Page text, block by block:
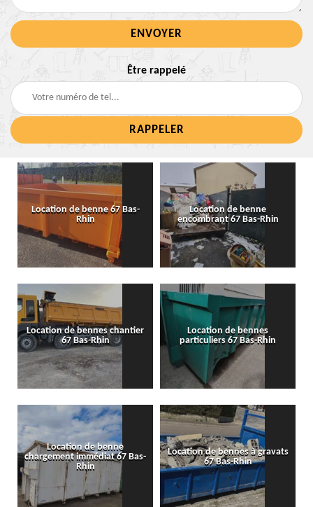
Être rappelé
Location de benne 67 Bas-
Rhin
Location de benne
encombrant 67 Bas-Rhin
Location de bennes chantier
67 Bas-Rhin
Location de bennes
particuliers 67 Bas-Rhin
Location de benne
chargement immédiat 67 Bas-
Rhin
Location de bennes à gravats
67 Bas-Rhin